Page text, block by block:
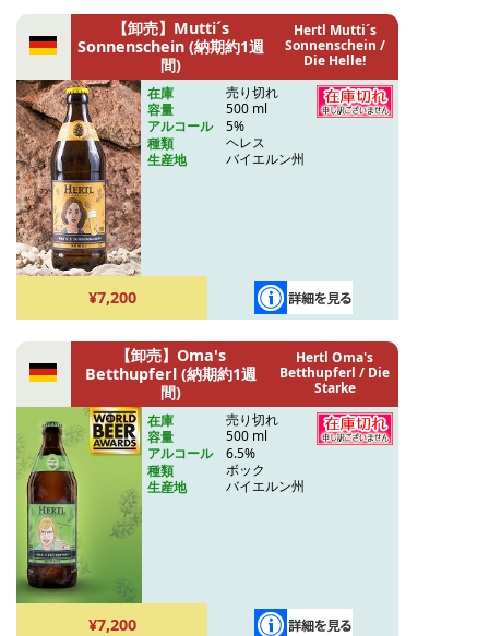
【卸売】Mutti´s
Sonnenschein (納期約1週
間)
Hertl Mutti´s
Sonnenschein /
Die Helle!
在庫
売り切れ
容量
500 ml
アルコール
5%
種類
ヘレス
生産地
バイエルン州
¥7,200
【卸売】Oma's
Betthupferl (納期約1週
間)
Hertl Oma's
Betthupferl / Die
Starke
在庫
売り切れ
容量
500 ml
アルコール
6.5%
種類
ボック
生産地
バイエルン州
¥7,200